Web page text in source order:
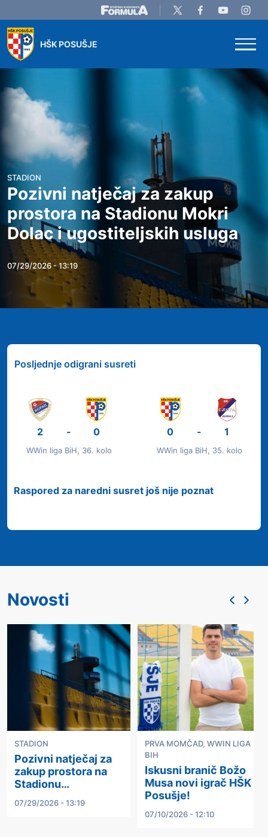
HŠK POSUŠJE
STADION
Pozivni natječaj za zakup
prostora na Stadionu Mokri
Dolac i ugostiteljskih usluga
07/29/2026 - 13:19
Posljednje odigrani susreti
2 - 0
WWin liga BiH, 36. kolo
0 - 1
WWin liga BiH, 35. kolo
Raspored za naredni susret još nije poznat
Novosti
STADION
Pozivni natječaj za
zakup prostora na
Stadionu…
07/29/2026 - 13:19
PRVA MOMČAD, WWIN LIGA
BIH
Iskusni branič Božo
Musa novi igrač HŠK
Posušje!
07/10/2026 - 12:10